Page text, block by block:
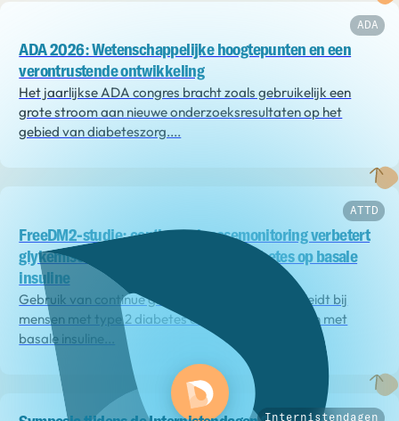
ADA
ADA 2026: Wetenschappelijke hoogtepunten én een
verontrustende ontwikkeling
Het jaarlijkse ADA congres bracht zoals gebruikelijk een
grote stroom aan nieuwe onderzoeksresultaten op het
gebied van diabeteszorg....
ATTD
FreeDM2-studie: continue glucosemonitoring verbetert
glykemische uitkomsten bij type 2 diabetes op basale
insuline
Gebruik van continue glucosemonitoring (CGM) leidt bij
mensen met type 2 diabetes die behandeld worden met
basale insuline...
Internistendagen